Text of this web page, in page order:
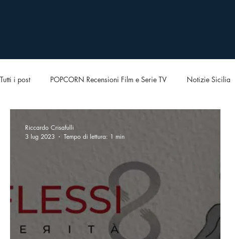
Tutti i post POPCORN Recensioni Film e Serie TV Notizie Sicilia
Riccardo Crisafulli
3 lug 2023
Tempo di lettura: 1 min